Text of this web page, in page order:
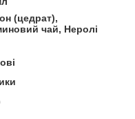
(цедрат),
чай, Неролі